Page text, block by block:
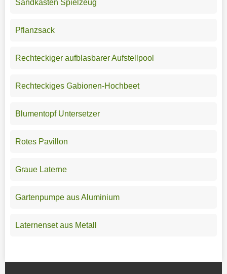
Sandkasten Spielzeug
Pflanzsack
Rechteckiger aufblasbarer Aufstellpool
Rechteckiges Gabionen-Hochbeet
Blumentopf Untersetzer
Rotes Pavillon
Graue Laterne
Gartenpumpe aus Aluminium
Laternenset aus Metall